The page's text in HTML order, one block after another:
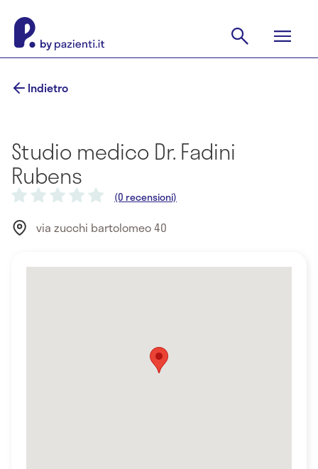
Indietro
Studio medico Dr. Fadini
Rubens
(0 recensioni)
via zucchi bartolomeo 40